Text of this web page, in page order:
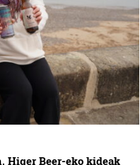
Higer Beer-eko kideak